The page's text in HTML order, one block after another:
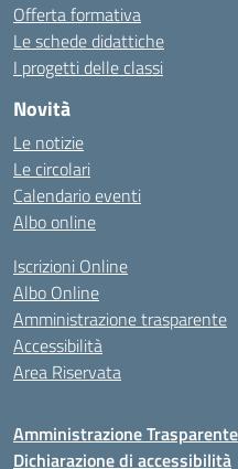
Offerta formativa
Le schede didattiche
I progetti delle classi
Novità
Le notizie
Le circolari
Calendario eventi
Albo online
Iscrizioni Online
Albo Online
Amministrazione trasparente
Accessibilità
Area Riservata
Amministrazione Trasparente
Dichiarazione di accessibilità